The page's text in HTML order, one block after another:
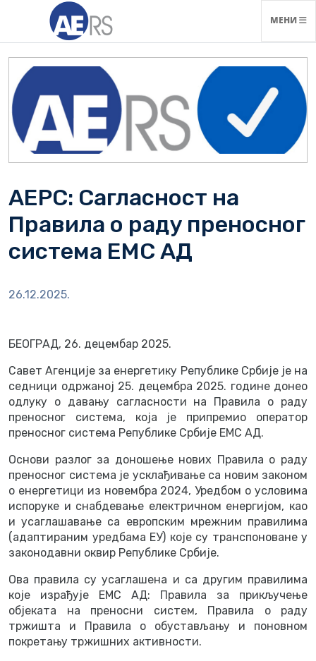
МЕНИ
АЕРС: Сагласност на
Правила о раду преносног
система ЕМС АД
26.12.2025.
БЕОГРАД, 26. децембар 2025.
Савет Агенције за енергетику Републике Србије је на
седници одржаној 25. децембра 2025. године донео
одлуку о давању сагласности на Правила о раду
преносног система, која је припремио oператор
преносног система Републике Србије ЕМС АД.
Основи разлог за доношење нових Правила о раду
преносног система је усклађивање са новим законом
о енергетици из новембра 2024, Уредбом о условима
испоруке и снабдевање електричном енергијом, као
и усаглашавање са европским мрежним правилима
(адаптираним уредбама ЕУ) које су транспоноване у
законодавни оквир Републике Србије.
Ова правила су усаглашена и са другим правилима
које израђује ЕМС АД: Правила за прикључење
објеката на преносни систем, Правила о раду
тржишта и Правила о обустављању и поновном
покретању тржишних активности.